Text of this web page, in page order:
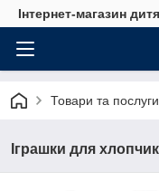
Інтернет-магазин
Товари та послуги
Іграшки для